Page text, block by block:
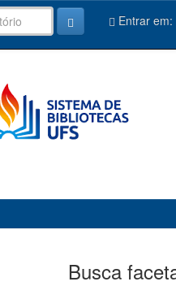
Entrar em:
Busca